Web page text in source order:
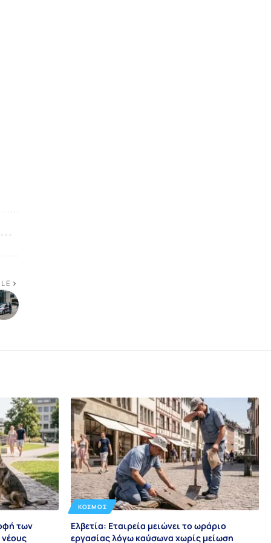
των
ΚΌΣΜΟΣ
Ελβετία: Εταιρεία μειώνει το ωράριο
εργασίας λόγω καύσωνα χωρίς μείωση